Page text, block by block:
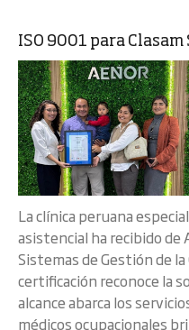
ISO 9001 para
La clínica peruana
asistencial ha recibido de
Sistemas de Gestión de la
certificación reconoce la
alcance abarca los
médicos ocupacionales